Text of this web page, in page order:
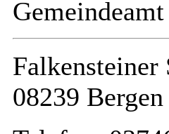
Falkensteiner
08239 Bergen